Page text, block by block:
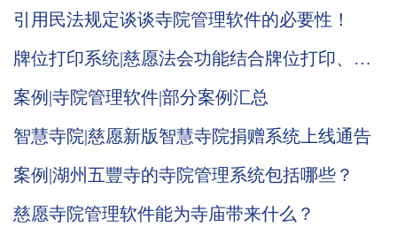
引用民法规定谈谈寺院管理软件的必要性！
牌位打印系统|慈愿法会功能结合牌位打印、日
案例|寺院管理软件|部分案例汇总
智慧寺院|慈愿新版智慧寺院捐赠系统上线通告
案例|湖州五豐寺的寺院管理系统包括哪些？
慈愿寺院管理软件能为寺庙带来什么？